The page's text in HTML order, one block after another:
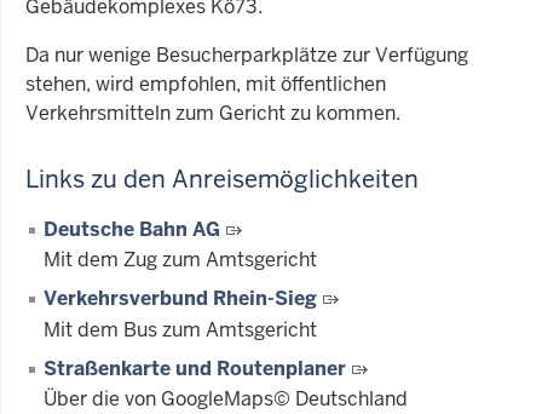
Gebäudekomplexes Kö73.
Da nur wenige Besucherparkplätze zur Verfügung
stehen, wird empfohlen, mit öffentlichen
Verkehrsmitteln zum Gericht zu kommen.
Links zu den Anreisemöglichkeiten
Deutsche Bahn AG
Mit dem Zug zum Amtsgericht
Verkehrsverbund Rhein-Sieg
Mit dem Bus zum Amtsgericht
Straßenkarte und Routenplaner
Über die von GoogleMaps© Deutschland